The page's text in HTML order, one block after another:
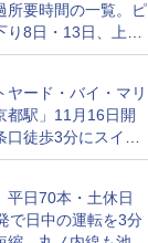
所要時間の一覧。ピ
り8日・13日、上り
日
ヤード・バイ・マリ
都駅」11月16日開
口徒歩3分にスイー
270室、ダイニング
平日70本・土休日
で日中の運転を3分